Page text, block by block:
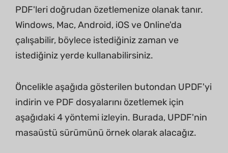
PDF'leri doğrudan özetlemenize olanak tanır.
Windows, Mac, Android, iOS ve Online'da
çalışabilir, böylece istediğiniz zaman ve
istediğiniz yerde kullanabilirsiniz.
Öncelikle aşağıda gösterilen butondan UPDF'yi
indirin ve PDF dosyalarını özetlemek için
aşağıdaki 4 yöntemi izleyin. Burada, UPDF'nin
masaüstü sürümünü örnek olarak alacağız.